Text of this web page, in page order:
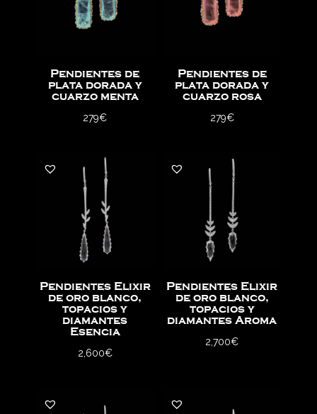
Pendientes de
plata dorada y
cuarzo menta
279€
Pendientes de
plata dorada y
cuarzo rosa
279€
Pendientes Elixir
de oro blanco,
topacios y
diamantes
Esencia
2,600€
Pendientes Elixir
de oro blanco,
topacios y
diamantes Aroma
2,700€